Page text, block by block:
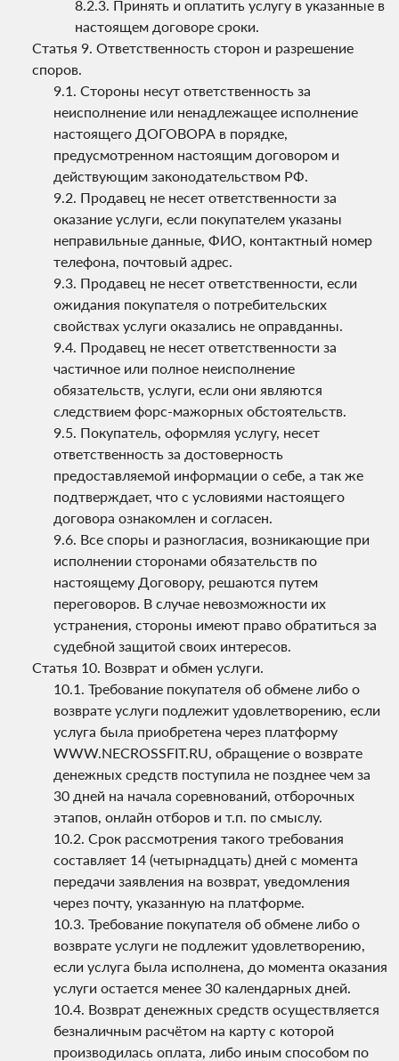
Принять и оплатить услугу в указанные в
настоящем договоре сроки.
Ответственность сторон и разрешение
споров.
Стороны несут ответственность за
неисполнение или ненадлежащее исполнение
настоящего ДОГОВОРА в порядке,
предусмотренном настоящим договором и
действующим законодательством РФ.
Продавец не несет ответственности за
оказание услуги, если покупателем указаны
неправильные данные, ФИО, контактный номер
телефона, почтовый адрес.
Продавец не несет ответственности, если
ожидания покупателя о потребительских
свойствах услуги оказались не оправданны.
Продавец не несет ответственности за
частичное или полное неисполнение
обязательств, услуги, если они являются
следствием форс-мажорных обстоятельств.
Покупатель, оформляя услугу, несет
ответственность за достоверность
предоставляемой информации о себе, а так же
подтверждает, что с условиями настоящего
договора ознакомлен и согласен.
Все споры и разногласия, возникающие при
исполнении сторонами обязательств по
настоящему Договору, решаются путем
переговоров. В случае невозможности их
устранения, стороны имеют право обратиться за
судебной защитой своих интересов.
Возврат и обмен услуги.
Требование покупателя об обмене либо о
возврате услуги подлежит удовлетворению, если
услуга была приобретена через платформу
WWW.NECROSSFIT.RU, обращение о возврате
денежных средств поступила не позднее чем за
30 дней на начала соревнований, отборочных
этапов, онлайн отборов и т.п. по смыслу.
Срок рассмотрения такого требования
составляет 14 (четырнадцать) дней с момента
передачи заявления на возврат, уведомления
через почту, указанную на платформе.
Требование покупателя об обмене либо о
возврате услуги не подлежит удовлетворению,
если услуга была исполнена, до момента оказания
услуги остается менее 30 календарных дней.
Возврат денежных средств осуществляется
безналичным расчётом на карту с которой
производилась оплата, либо иным способом по